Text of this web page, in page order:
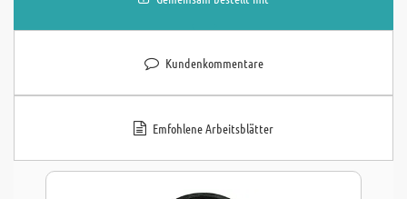
Kundenkommentare
Emfohlene Arbeitsblätter